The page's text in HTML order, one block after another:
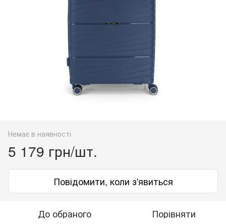
Немає в наявності
5 179 грн/шт.
Повідомити, коли з'явиться
До обраного Порівняти